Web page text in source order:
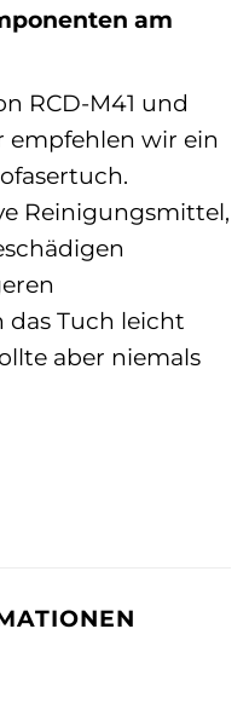
am
RCD-M41 und
empfehlen wir ein
Reinigungsmittel,
Tuch leicht
aber niemals